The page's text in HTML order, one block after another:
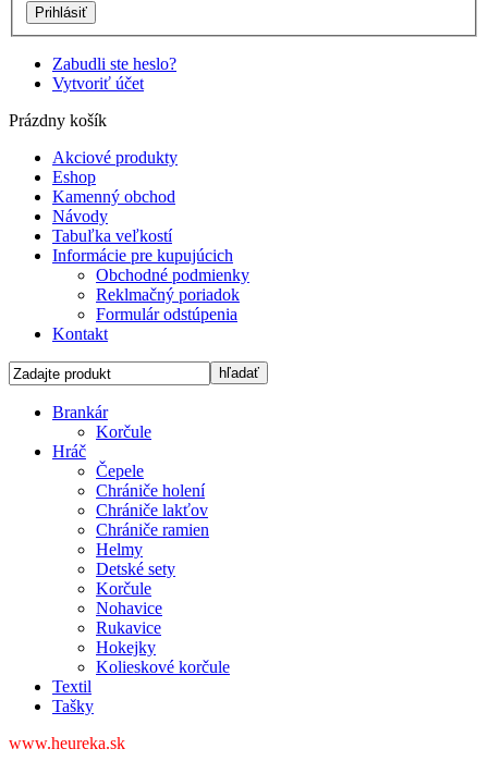
Zabudli ste heslo?
Vytvoriť účet
Prázdny košík
Akciové produkty
Eshop
Kamenný obchod
Návody
Tabuľka veľkostí
Informácie pre kupujúcich
Obchodné podmienky
Reklmačný poriadok
Formulár odstúpenia
Kontakt
Brankár
Korčule
Hráč
Čepele
Chrániče holení
Chrániče lakťov
Chrániče ramien
Helmy
Detské sety
Korčule
Nohavice
Rukavice
Hokejky
Kolieskové korčule
Textil
Tašky
www.heureka.sk